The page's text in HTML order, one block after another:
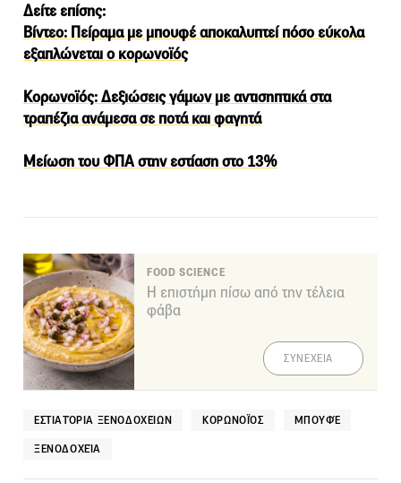
Δείτε επίσης:
Βίντεο: Πείραμα με μπουφέ αποκαλυπτεί πόσο εύκολα
εξαπλώνεται ο κορωνοϊός
Κορωνοϊός: Δεξιώσεις γάμων με αντισηπτικά στα
τραπέζια ανάμεσα σε ποτά και φαγητά
Μείωση του ΦΠΑ στην εστίαση στο 13%
FOOD SCIENCE
Η επιστήμη πίσω από την τέλεια
φάβα
ΣΥΝΕΧΕΙΑ
ΕΣΤΙΑΤΌΡΙΑ ΞΕΝΟΔΟΧΕΊΩΝ ΚΟΡΩΝΟΪΌΣ ΜΠΟΥΦΈ
ΞΕΝΟΔΟΧΕΊΑ